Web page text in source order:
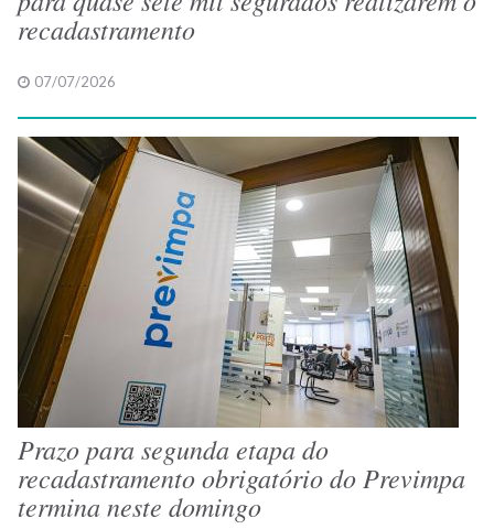
recadastramento
07/07/2026
Prazo para segunda etapa do
recadastramento obrigatório do Previmpa
termina neste domingo